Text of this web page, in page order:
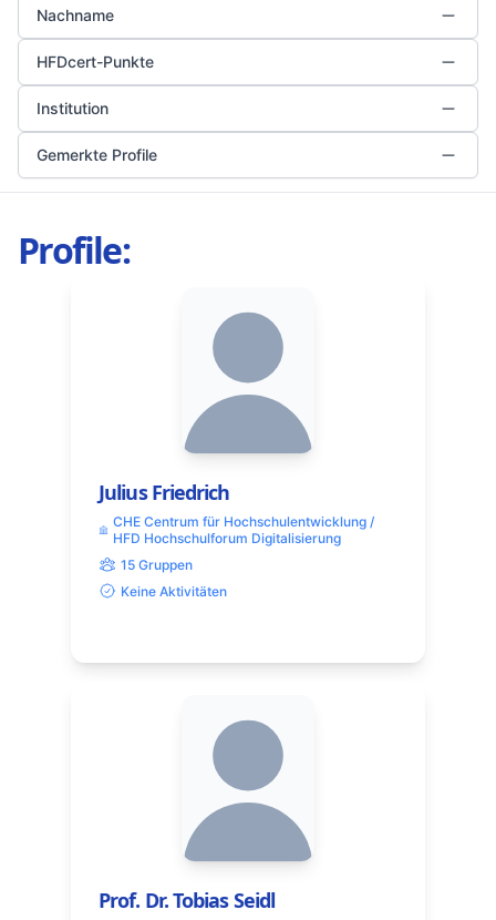
Nachname
HFDcert-Punkte
Institution
Gemerkte Profile
Profile:
Julius Friedrich
CHE Centrum für Hochschulentwicklung /
HFD Hochschulforum Digitalisierung
15 Gruppen
Keine Aktivitäten
Prof. Dr. Tobias Seidl